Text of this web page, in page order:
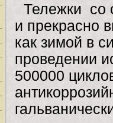
Тележки со
и прекрасно
как зимой в
проведении
500000